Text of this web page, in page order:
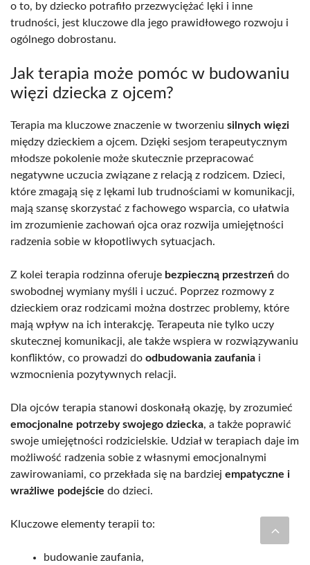
o to, by dziecko potrafiło przezwyciężać lęki i inne
trudności, jest kluczowe dla jego prawidłowego rozwoju i
ogólnego dobrostanu.
Jak terapia może pomóc w budowaniu
więzi dziecka z ojcem?
Terapia ma kluczowe znaczenie w tworzeniu silnych więzi
między dzieckiem a ojcem. Dzięki sesjom terapeutycznym
młodsze pokolenie może skutecznie przepracować
negatywne uczucia związane z relacją z rodzicem. Dzieci,
które zmagają się z lękami lub trudnościami w komunikacji,
mają szansę skorzystać z fachowego wsparcia, co ułatwia
im zrozumienie zachowań ojca oraz rozwija umiejętności
radzenia sobie w kłopotliwych sytuacjach.
Z kolei terapia rodzinna oferuje bezpieczną przestrzeń do
swobodnej wymiany myśli i uczuć. Poprzez rozmowy z
dzieckiem oraz rodzicami można dostrzec problemy, które
mają wpływ na ich interakcję. Terapeuta nie tylko uczy
skutecznej komunikacji, ale także wspiera w rozwiązywaniu
konfliktów, co prowadzi do odbudowania zaufania i
wzmocnienia pozytywnych relacji.
Dla ojców terapia stanowi doskonałą okazję, by zrozumieć
emocjonalne potrzeby swojego dziecka, a także poprawić
swoje umiejętności rodzicielskie. Udział w terapiach daje im
możliwość radzenia sobie z własnymi emocjonalnymi
zawirowaniami, co przekłada się na bardziej empatyczne i
wrażliwe podejście do dzieci.
Kluczowe elementy terapii to:
budowanie zaufania,